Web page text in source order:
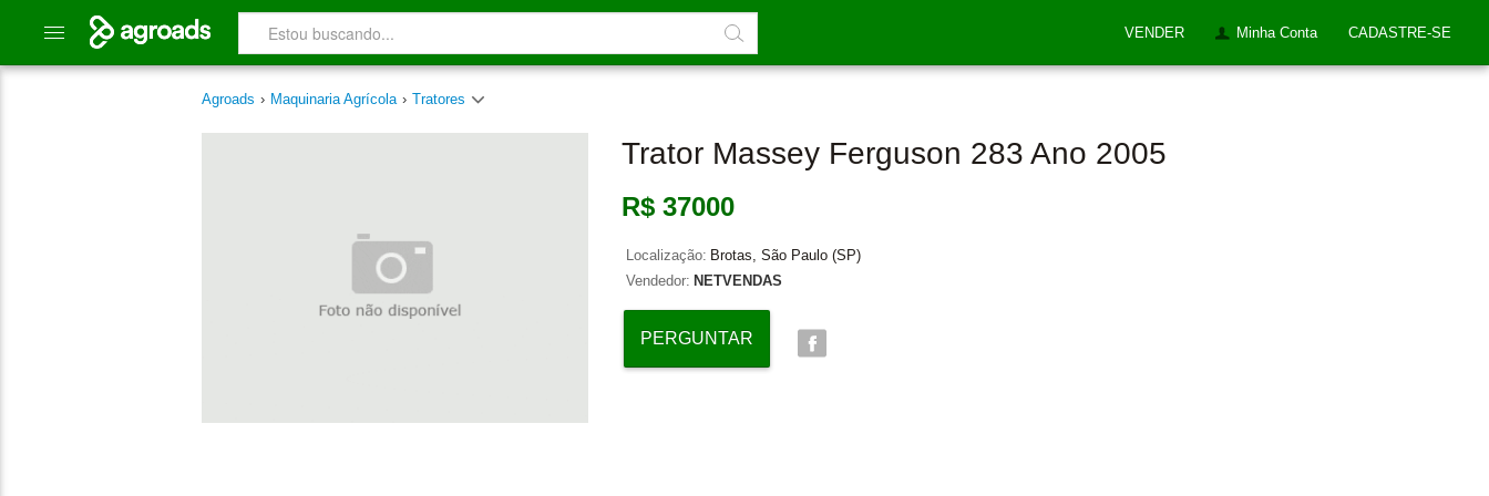
VENDER Minha Conta CADASTRE-SE
Agroads › Maquinaria Agrícola › Tratores
Trator Massey Ferguson 283 Ano 2005
R$ 37000
Localização: Brotas, São Paulo (SP)
Vendedor: NETVENDAS
PERGUNTAR